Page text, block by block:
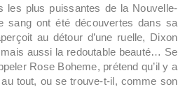
les plus puissantes de la Nouvelle-
sang ont été découvertes dans sa
au détour d’une ruelle, Dixon
aussi la redoutable beauté… Se
Rose Boheme, prétend qu’il y a
tout, ou se trouve-t-il, comme son